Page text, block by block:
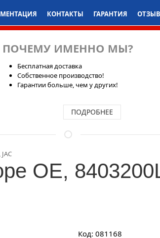
КОНТАКТЫ ГАРАНТИЯ
ПОЧЕМУ ИМЕННО МЫ?
Бесплатная доставка
Собственное производство!
Гарантии больше, чем у других!
ПОДРОБНЕЕ
OE,
Код: 081168